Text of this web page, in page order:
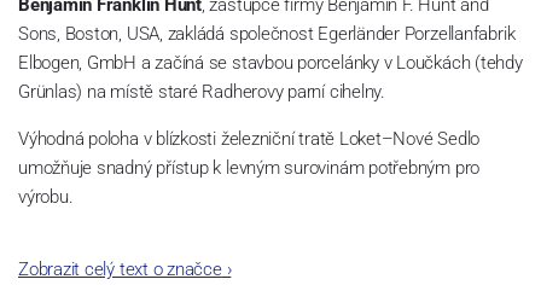
Benjamin Franklin Hunt, zástupce firmy Benjamin F. Hunt and
Sons, Boston, USA, zakládá společnost Egerländer Porzellanfabrik
Elbogen, GmbH a začíná se stavbou porcelánky v Loučkách (tehdy
Grünlas) na místě staré Radherovy parní cihelny.
Výhodná poloha v blízkosti železniční tratě Loket–Nové Sedlo
umožňuje snadný přístup k levným surovinám potřebným pro
výrobu.
evropským výrobcům.
Zobrazit celý text o značce›